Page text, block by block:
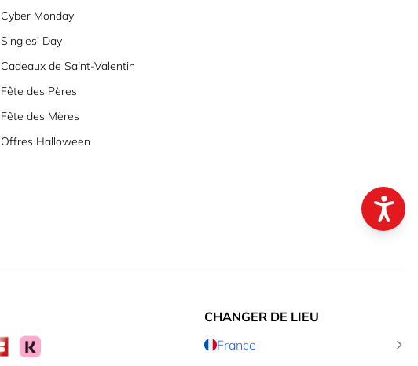
Cyber Monday
Singles’ Day
Cadeaux de Saint-Valentin
Fête des Pères
Fête des Mères
Offres Halloween
CHANGER DE LIEU
France